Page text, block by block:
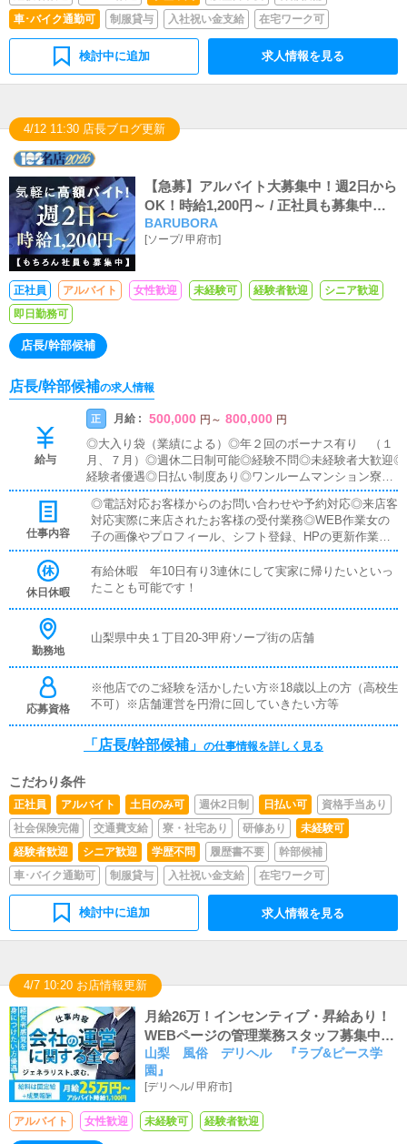
車･バイク通勤可
制服貸与 入社祝い金支給 在宅ワーク可
検討中に追加 求人情報を見る
4/12 11:30 店長ブログ更新
【急募】アルバイト大募集中！週2日から
OK！時給1,200円～ / 正社員も募集中！
月収30万～
BARUBORA
[ソープ/甲府市]
正社員 アルバイト 女性歓迎 未経験可 経験者歓迎
シニア歓迎
即日勤務可
店長/幹部候補
店長/幹部候補の求人情報
給与
正 月給 : 500,000 円 ～ 800,000 円
◎大入り袋（業績による）◎年２回のボーナス有り （１
月、７月）◎週休二日制可能◎経験不問◎未経験者大歓迎◎
経験者優遇◎日払い制度あり◎ワンルームマンション寮完
備・即入居可◎昇給昇格随時◎高額歩合＆手当◎車・バイ
ク通勤OK◎独立支援金支給◎残業代支給
仕事内容
◎電話対応お客様からのお問い合わせや予約対応◎来店客
対応実際に来店されたお客様の受付業務◎WEB作業女の
子の画像やプロフィール、シフト登録、HPの更新作業◎
女性キャストのマネジメント女の子の勤怠管理やスケジュ
ール確認◎その他清掃や備品管理等、店舗運営のサポート
業務受付業務がメインとなります。業務全般に慣れていた
休日休暇
有給休暇 年10日有り3連休にして実家に帰りたいといっ
たことも可能です！
勤務地
山梨県中央１丁目20-3甲府ソープ街の店舗
応募資格
※他店でのご経験を活かしたい方※18歳以上の方（高校生
不可）※店舗運営を円滑に回していきたい方等
「店長/幹部候補」 の仕事情報を詳しく見る
こだわり条件
正社員 アルバイト 土日のみ可 週休2日制 日払い可
資格手当あり
社会保険完備
交通費支給 寮・社宅あり 研修あり
未経験可
経験者歓迎
シニア歓迎 学歴不問 履歴書不要
幹部候補
車･バイク通勤可
制服貸与 入社祝い金支給 在宅ワーク可
検討中に追加 求人情報を見る
4/7 10:20 お店情報更新
月給26万！インセンティブ・昇給あり！
WEBページの管理業務スタッフ募集中で
す！
山梨 風俗 デリヘル 『ラブ&ピース学
園』
[デリヘル/甲府市]
アルバイト 女性歓迎 未経験可 経験者歓迎